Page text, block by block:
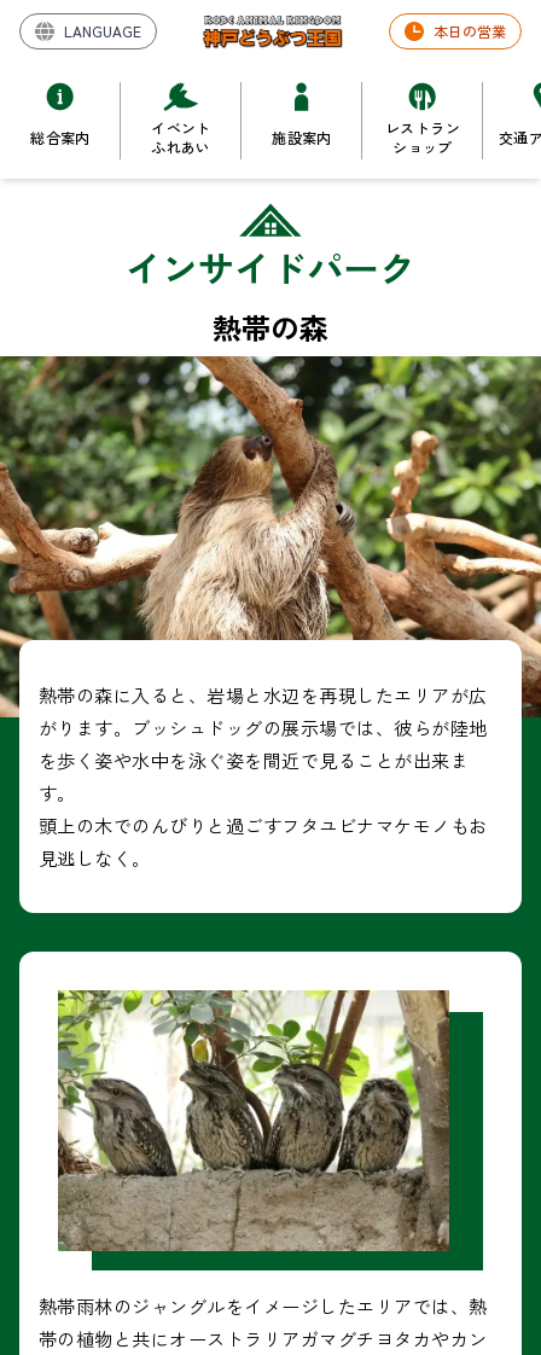
LANGUAGE 本日の営業
総合案内
イベント
ふれあい
施設案内
レストラン
ショップ
交通
インサイドパーク
熱帯の森
熱帯の森に入ると、岩場と水辺を再現したエリアが広
がります。ブッシュドッグの展示場では、彼らが陸地
を歩く姿や水中を泳ぐ姿を間近で見ることが出来ま
す。
頭上の木でのんびりと過ごすフタユビナマケモノもお
見逃しなく。
熱帯雨林のジャングルをイメージしたエリアでは、熱
帯の植物と共にオーストラリアガマグチヨタカやカン